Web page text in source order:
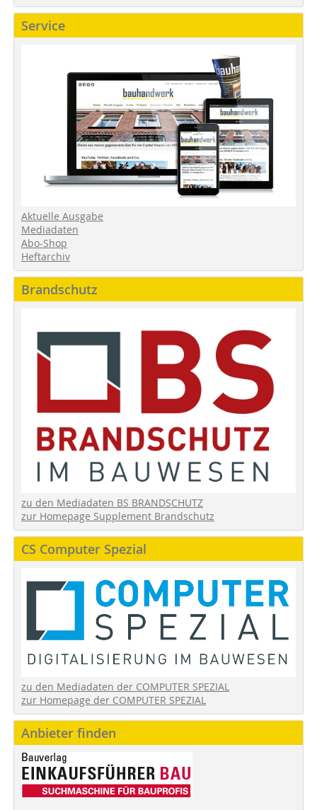
Service
Aktuelle Ausgabe
Mediadaten
Abo-Shop
Heftarchiv
Brandschutz
zu den Mediadaten BS BRANDSCHUTZ
zur Homepage Supplement Brandschutz
CS Computer Spezial
zu den Mediadaten der COMPUTER SPEZIAL
zur Homepage der COMPUTER SPEZIAL
Anbieter finden